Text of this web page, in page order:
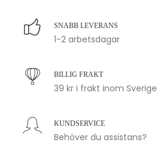
SNABB LEVERANS
1-2 arbetsdagar
BILLIG FRAKT
39 kr i frakt inom Sverige
KUNDSERVICE
Behöver du assistans?